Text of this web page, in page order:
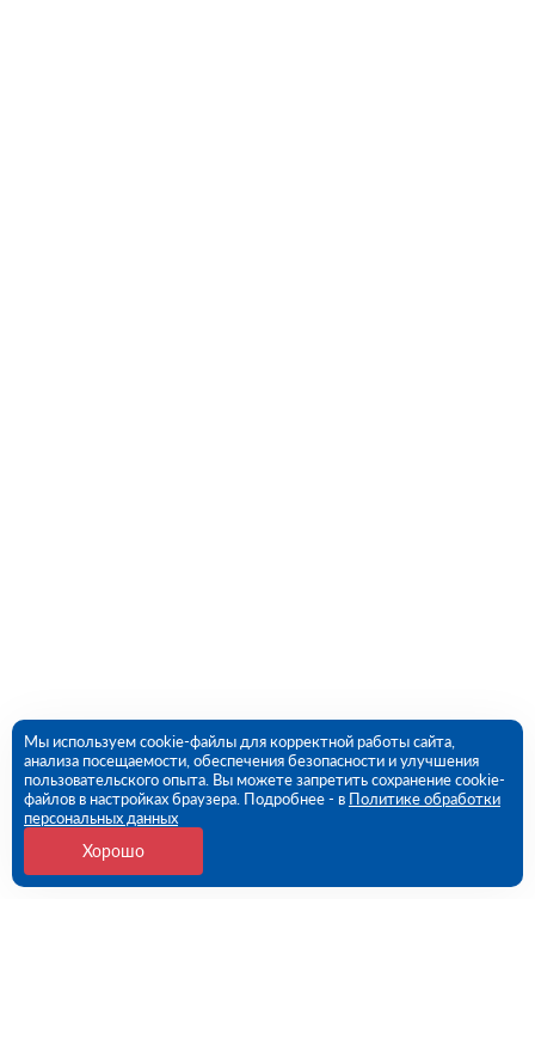
Мы используем cookie-файлы для корректной работы сайта,
анализа посещаемости, обеспечения безопасности и улучшения
пользовательского опыта. Вы можете запретить сохранение cookie-
файлов в настройках браузера. Подробнее - в Политике обработки
персональных данных
Хорошо